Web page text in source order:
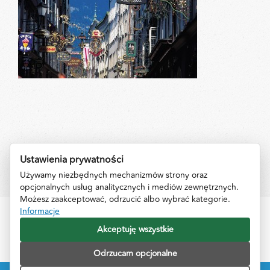
Informacje Kontakt
Ustawienia prywatności
Używamy niezbędnych mechanizmów strony oraz
opcjonalnych usług analitycznych i mediów zewnętrznych.
Możesz zaakceptować, odrzucić albo wybrać kategorie.
Informacje
Akceptuję wszystkie
Odrzucam opcjonalne